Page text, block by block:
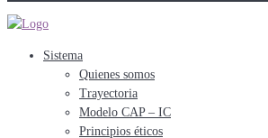
Sistema
Quienes somos
Trayectoria
Modelo CAP – IC
Principios éticos